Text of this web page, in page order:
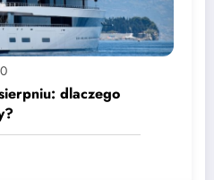
0
dlaczego